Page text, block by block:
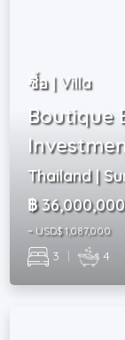
ซื้อ | Villa
Boutique
Thailand |
฿ 36,000,000
~ USD$ 1,087,000
3 | 4